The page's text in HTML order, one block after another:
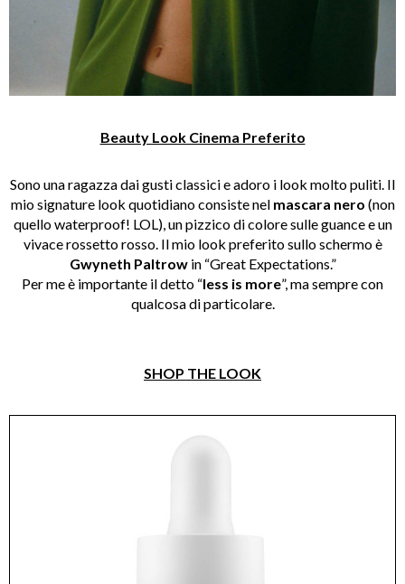
Beauty Look Cinema Preferito
Sono una ragazza dai gusti classici e adoro i look molto puliti. Il
mio signature look quotidiano consiste nel mascara nero (non
quello waterproof! LOL), un pizzico di colore sulle guance e un
vivace rossetto rosso. Il mio look preferito sullo schermo è
Gwyneth Paltrowin “Great Expectations.”
Per me è importante il detto “less is more”, ma sempre con
qualcosa di particolare.
SHOP THE LOOK